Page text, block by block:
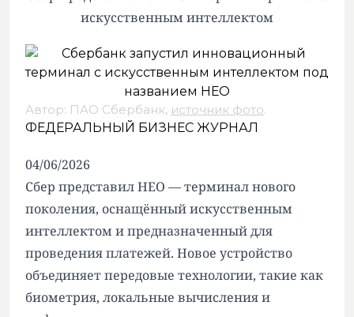
искусственным интеллектом
Автор: ПАО Сбербанк, источник фото.
ФЕДЕРАЛЬНЫЙ БИЗНЕС ЖУРНАЛ
04/06/2026
Сбер представил НЕО — терминал нового
поколения, оснащённый искусственным
интеллектом и предназначенный для
проведения платежей. Новое устройство
объединяет передовые технологии, такие как
биометрия, локальные вычисления и